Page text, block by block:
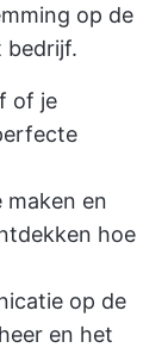
op de
bedrijf.
of je
en
hoe
op de
en het